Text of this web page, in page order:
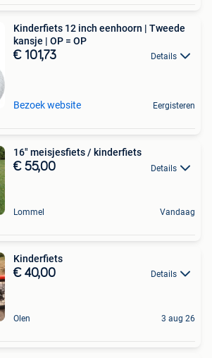
Kinderfiets 12 inch eenhoorn | Tweede
kansje | OP = OP
€ 101,73 Details
Bezoek website Eergisteren
16" meisjesfiets / kinderfiets
€ 55,00 Details
Lommel Vandaag
Kinderfiets
€ 40,00 Details
Olen 3 aug 26